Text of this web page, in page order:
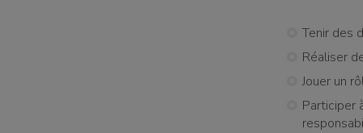
Tenir des
Réaliser
Jouer un
Participer